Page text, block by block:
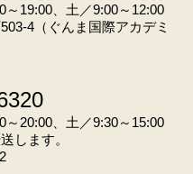
19:00、土／9:00～12:00
4（ぐんま国際アカデミ
20:00、土／9:30～15:00
します。